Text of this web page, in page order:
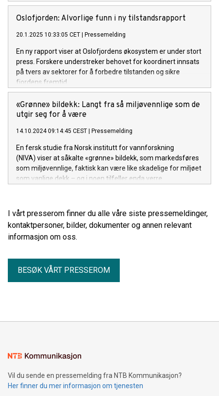
Oslofjorden: Alvorlige funn i ny tilstandsrapport
20.1.2025 10:33:05 CET | Pressemelding
En ny rapport viser at Oslofjordens økosystem er under stort
press. Forskere understreker behovet for koordinert innsats
på tvers av sektorer for å forbedre tilstanden og sikre
fjordens fremtid.
«Grønne» bildekk: Langt fra så miljøvennlige som de
utgir seg for å være
14.10.2024 09:14:45 CEST | Pressemelding
En fersk studie fra Norsk institutt for vannforskning
(NIVA) viser at såkalte «grønne» bildekk, som markedsføres
som miljøvennlige, faktisk kan være like skadelige for miljøet
som vanlige dekk – og i noen tilfeller enda verre.
I vårt presserom finner du alle våre siste pressemeldinger,
kontaktpersoner, bilder, dokumenter og annen relevant
informasjon om oss.
BESØK VÅRT PRESSEROM
Vil du sende en pressemelding fra NTB Kommunikasjon?
Her finner du mer informasjon om tjenesten